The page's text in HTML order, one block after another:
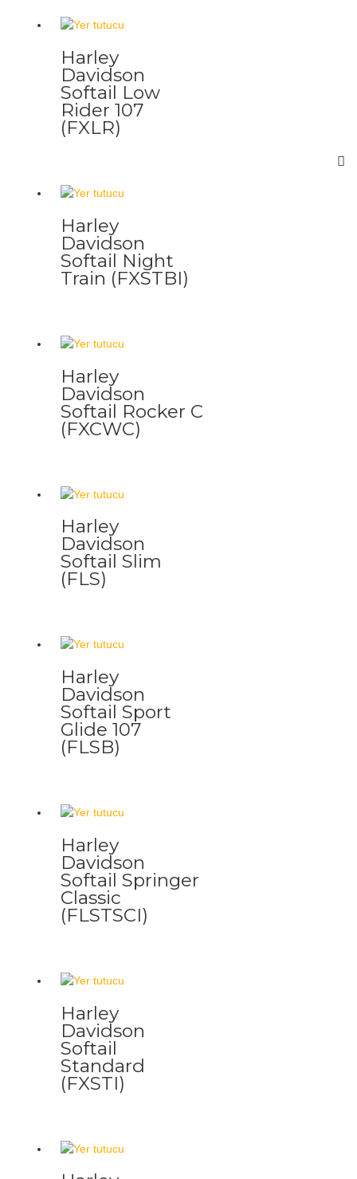
Harley
Davidson
Softail Low
Rider 107
(FXLR)
Harley
Davidson
Softail Night
Train (FXSTBI)
Harley
Davidson
Softail Rocker C
(FXCWC)
Harley
Davidson
Softail Slim
(FLS)
Harley
Davidson
Softail Sport
Glide 107
(FLSB)
Harley
Davidson
Softail Springer
Classic
(FLSTSCI)
Harley
Davidson
Softail
Standard
(FXSTI)